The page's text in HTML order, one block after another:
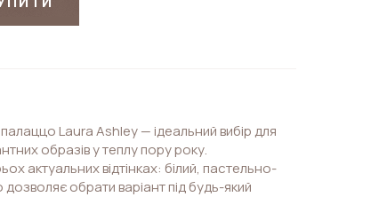
палаццо Laura Ashley — ідеальний вибір для
образів у теплу пору року.
актуальних відтінках: білий, пастельно-
дозволяє обрати варіант під будь-який